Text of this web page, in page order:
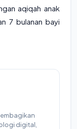
aqiqah anak
7 bulanan bayi
digital,